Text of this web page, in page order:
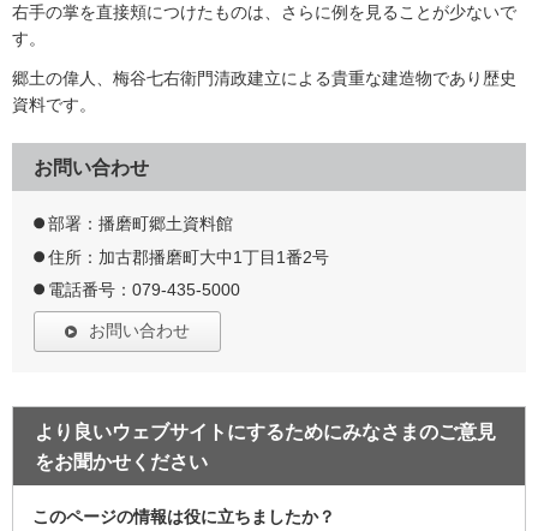
右手の掌を直接頬につけたものは、さらに例を見ることが少ないで
す。
郷土の偉人、梅谷七右衛門清政建立による貴重な建造物であり歴史
資料です。
お問い合わせ
部署：播磨町郷土資料館
住所：加古郡播磨町大中1丁目1番2号
電話番号：079-435-5000
お問い合わせ
より良いウェブサイトにするためにみなさまのご意見
をお聞かせください
このページの情報は役に立ちましたか？